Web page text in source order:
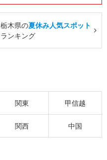
栃木県の夏休み人気スポット
ランキング
関東 甲信越
関西 中国